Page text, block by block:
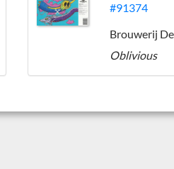
#91374
Oblivious